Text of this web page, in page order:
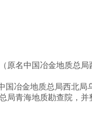
原名中国冶金地质总局
冶金地质总局西北局
局青海地质勘查院，